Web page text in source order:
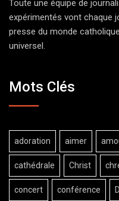
Toute une équipe de
expérimentés vont chaque
presse du monde
universel.
Mots Clés
adoration aimer
cathédrale Christ
concert conférence